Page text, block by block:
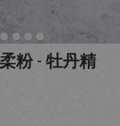
粉 - 牡丹精